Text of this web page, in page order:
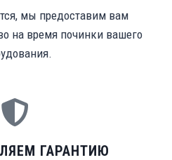
мы предоставим вам
на время починки вашего
ГАРАНТИЮ